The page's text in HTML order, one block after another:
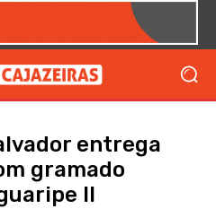
entrega
gramado
II